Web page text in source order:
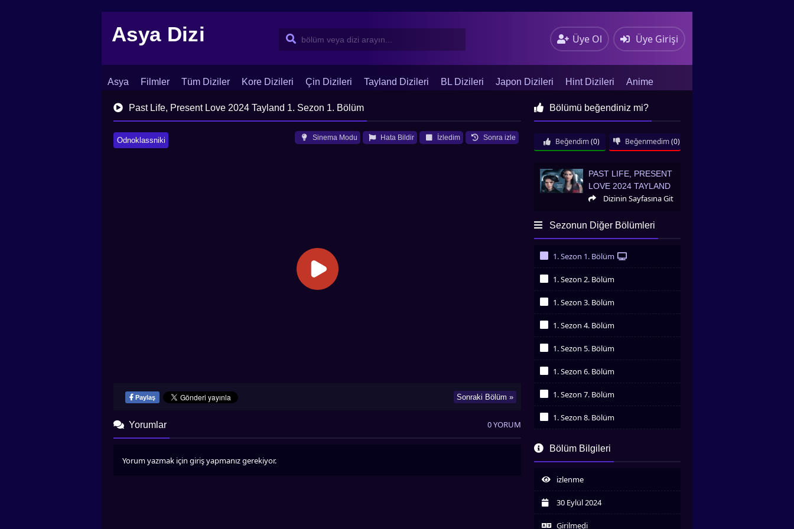
Asya Dizi Üye Ol Üye Girişi
Asya Filmler Tüm Diziler Kore Dizileri Çin Dizileri Tayland Dizileri BL Dizileri Japon Dizileri Hint Dizileri Anime
İletişim Blog Dizi Arşivi
Past Life, Present Love 2024 Tayland 1. Sezon 1. Bölüm
Odnoklassniki Sonra izle
İzledim
Hata Bildir
Sinema Modu
Paylaş Sonraki Bölüm »
Bölümü beğendiniz mi?
Beğendim (0) Beğenmedim (0)
Past Life, Present Love 2024 Tayland
PAST LIFE, PRESENT
LOVE 2024 TAYLAND
Dizinin Sayfasına Git
Sezonun Diğer Bölümleri
1. Sezon 1. Bölüm
1. Sezon 2. Bölüm
1. Sezon 3. Bölüm
1. Sezon 4. Bölüm
1. Sezon 5. Bölüm
1. Sezon 6. Bölüm
1. Sezon 7. Bölüm
1. Sezon 8. Bölüm
İzledim
İzledim
1. Sezon 10. Bölüm
İzledim
İzledim
1. Sezon 12. Bölüm
Bölüm Bilgileri
izlenme
30 Eylül 2024
Girilmedi
Yorumlar 0 YORUM
Yorum yazmak için giriş yapmanız gerekiyor.